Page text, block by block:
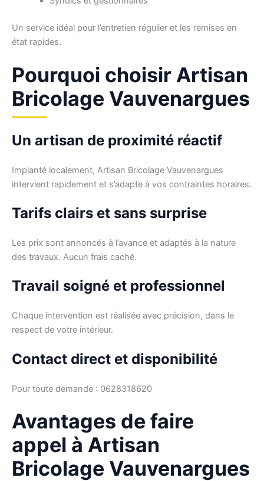
Un service idéal pour l’entretien régulier et les remises en
état rapides.
Pourquoi choisir Artisan
Bricolage Vauvenargues
Un artisan de proximité réactif
Implanté localement, Artisan Bricolage Vauvenargues
intervient rapidement et s’adapte à vos contraintes horaires.
Tarifs clairs et sans surprise
Les prix sont annoncés à l’avance et adaptés à la nature
des travaux. Aucun frais caché.
Travail soigné et professionnel
Chaque intervention est réalisée avec précision, dans le
respect de votre intérieur.
Contact direct et disponibilité
Pour toute demande : 0628318620
Avantages de faire
appel à Artisan
Bricolage Vauvenargues